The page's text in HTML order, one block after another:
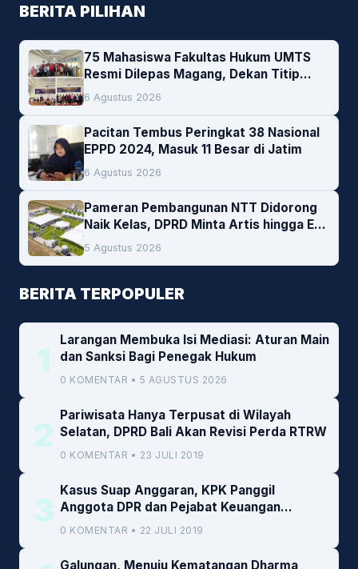
BERITA PILIHAN
75 Mahasiswa Fakultas Hukum UMTS
Resmi Dilepas Magang, Dekan Titip
Empat Pesan Penting
6 Agustus 2026
Pacitan Tembus Peringkat 38 Nasional
EPPD 2024, Masuk 11 Besar di Jatim
6 Agustus 2026
Pameran Pembangunan NTT Didorong
Naik Kelas, DPRD Minta Artis hingga EO
Lokal Jadi Prioritas
5 Agustus 2026
BERITA TERPOPULER
1
Larangan Membuka Isi Mediasi: Aturan Main
dan Sanksi Bagi Penegak Hukum
0 KOMENTAR • 5 AGUSTUS 2026
2
Pariwisata Hanya Terpusat di Wilayah
Selatan, DPRD Bali Akan Revisi Perda RTRW
0 KOMENTAR • 23 JULI 2019
3
Kasus Suap Anggaran, KPK Panggil
Anggota DPR dan Pejabat Keuangan
Kemenkeu
0 KOMENTAR • 22 JULI 2019
Galungan, Menuju Kematangan Dharma